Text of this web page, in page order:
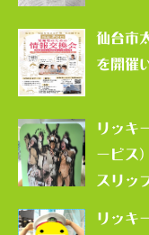
仙台市
を開催
リッキ
ービス
スリッ
リッキ